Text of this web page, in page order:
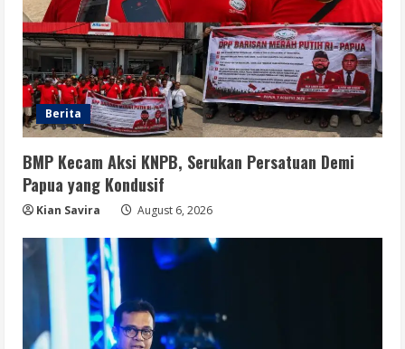
Berita
BMP Kecam Aksi KNPB, Serukan Persatuan Demi
Papua yang Kondusif
Kian Savira August 6, 2026